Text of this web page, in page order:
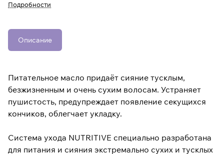
Подробности
Описание
Питательное масло придаёт сияние тусклым,
безжизненным и очень сухим волосам. Устраняет
пушистость, предупреждает появление секущихся
кончиков, облегчает укладку.
Система ухода NUTRITIVE специально разработана
для питания и сияния экстремально сухих и тусклых